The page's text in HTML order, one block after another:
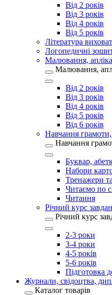
Від 2 років
Від 3 років
Від 4 років
Від 5 років
Література
Логопедичні
Малювання,
Малювання,
Від 2 років
Від 3 років
Від 4 років
Від 5 років
Від 6 років
Навчання
Навчання
Буквар,
Набори
Тренажери
Читаємо по
Читання
Річний курс
Річний курс
2-3 роки
3-4 роки
4-5 років
5-6 років
Підготовка
Журнали, свідоцтва,
Каталог товарів